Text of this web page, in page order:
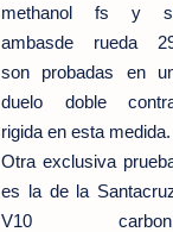
methanol fs y
ambasde rueda
son probadas en
duelo doble
rigida en esta medida.
Otra exclusiva
es la de la
V10